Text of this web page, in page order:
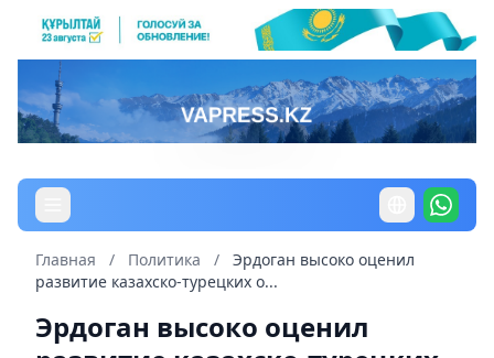
Главная / Политика /
Эрдоган высоко оценил
развитие казахско-турецких о...
Эрдоган высоко оценил